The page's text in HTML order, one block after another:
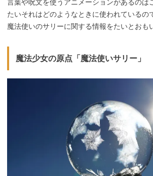
言葉や呪文を使うアニメーションがあるのは
たいそれはどのようなときに使われているの
魔法使いのサリーに関する情報をたいとおも
魔法少女の原点「魔法使いサリー」